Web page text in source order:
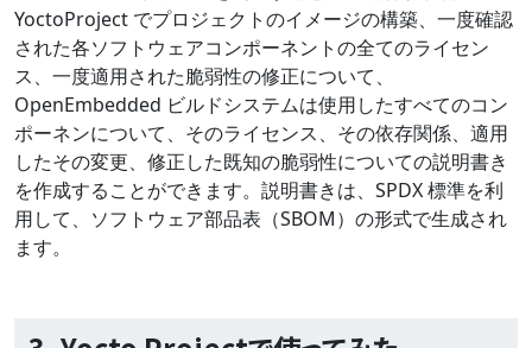
YoctoProject でプロジェクトのイメージの構築、一度確認
された各ソフトウェアコンポーネントの全てのライセン
ス、一度適用された脆弱性の修正について、
OpenEmbedded ビルドシステムは使用したすべてのコン
ポーネンについて、そのライセンス、その依存関係、適用
したその変更、修正した既知の脆弱性についての説明書き
を作成することができます。説明書きは、SPDX 標準を利
用して、ソフトウェア部品表（SBOM）の形式で生成され
ます。